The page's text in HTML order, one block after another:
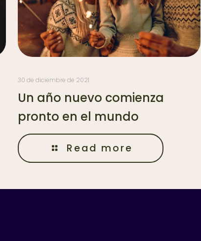
30 de diciembre de 2021
Un año nuevo comienza
pronto en el mundo
Read more